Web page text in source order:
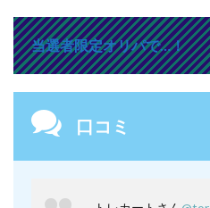
当選者限定オリパで…！
口コミ